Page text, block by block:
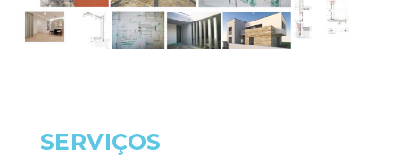
SERVIÇOS